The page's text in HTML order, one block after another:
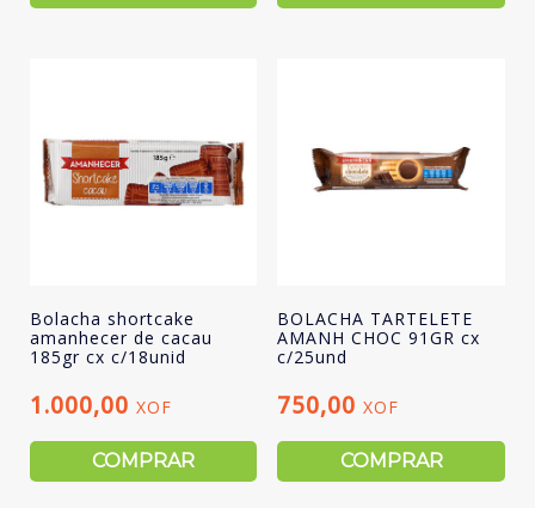
Bolacha shortcake
amanhecer de cacau
185gr cx c/18unid
1.000,00 XOF
COMPRAR
BOLACHA TARTELETE
AMANH CHOC 91GR cx
c/25und
750,00XOF
COMPRAR